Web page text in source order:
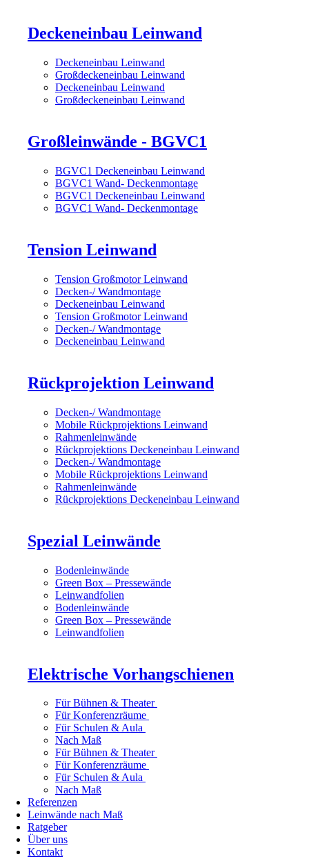
Deckeneinbau Leinwand
Deckeneinbau Leinwand
Großdeckeneinbau Leinwand
Deckeneinbau Leinwand
Großdeckeneinbau Leinwand
Großleinwände - BGVC1
BGVC1 Deckeneinbau Leinwand
BGVC1 Wand- Deckenmontage
BGVC1 Deckeneinbau Leinwand
BGVC1 Wand- Deckenmontage
Tension Leinwand
Tension Großmotor Leinwand
Decken-/ Wandmontage
Deckeneinbau Leinwand
Tension Großmotor Leinwand
Decken-/ Wandmontage
Deckeneinbau Leinwand
Rückprojektion Leinwand
Decken-/ Wandmontage
Mobile Rückprojektions Leinwand
Rahmenleinwände
Rückprojektions Deckeneinbau Leinwand
Decken-/ Wandmontage
Mobile Rückprojektions Leinwand
Rahmenleinwände
Rückprojektions Deckeneinbau Leinwand
Spezial Leinwände
Bodenleinwände
Green Box – Pressewände
Leinwandfolien
Bodenleinwände
Green Box – Pressewände
Leinwandfolien
Elektrische Vorhangschienen
Für Bühnen & Theater
Für Konferenzräume
Für Schulen & Aula
Nach Maß
Für Bühnen & Theater
Für Konferenzräume
Für Schulen & Aula
Nach Maß
Referenzen
Leinwände nach Maß
Ratgeber
Über uns
Kontakt